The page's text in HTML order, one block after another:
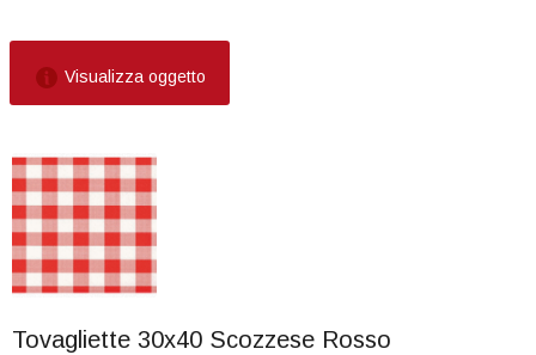
Visualizza oggetto
Tovagliette 30x40 Scozzese Rosso